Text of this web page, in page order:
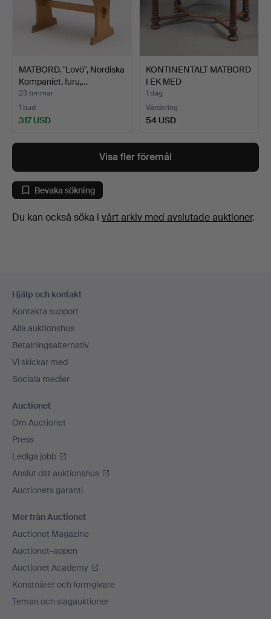
MATBORD. "Lovö", Nordiska
Kompaniet, furu,…
23 timmar
1 bud
317 USD
KONTINENTALT MATBORD
I EK MED
UTDRAGSSKIVO…
1 dag
Värdering
54 USD
Visa fler föremål
Bevaka sökning
Du kan också söka i vårt arkiv med avslutade auktioner.
Hjälp och kontakt
Kontakta support
Alla auktionshus
Betalningsalternativ
Vi skickar med
Sociala medier
Auctionet
Om Auctionet
Press
Lediga jobb
Anslut ditt auktionshus
Auctionets garanti
Mer från Auctionet
Auctionet Magazine
Auctionet-appen
Auctionet Academy
Konstnärer och formgivare
Teman och slagauktioner